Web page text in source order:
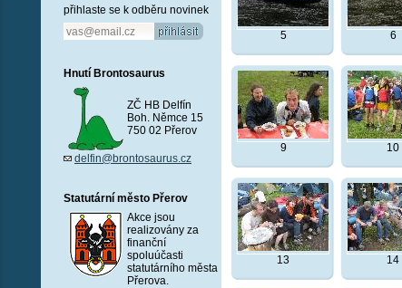
přihlaste se k odběru novinek
Hnutí Brontosaurus
ZČ HB Delfín
Boh. Němce 15
750 02 Přerov
delfin@brontosaurus.cz
Statutární město Přerov
Akce jsou
realizovány za
finanční
spoluúčasti
statutárního města
Přerova.
5 6
9 10
13 14